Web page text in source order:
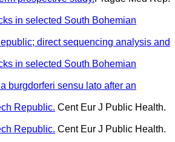
in selected South Bohemian
direct sequencing analysis and
in selected South Bohemian
burgdorferi sensu lato after an
Republic. Cent Eur J Public Health.
Republic. Cent Eur J Public Health.